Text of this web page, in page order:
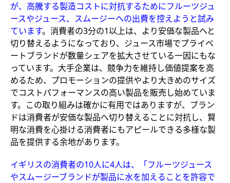
が、高騰する製造コストに対抗するためにフルーツジュ
ースやジュース、スムージーへの出費を控えようと試み
ています。消費者の3分の1以上は、より安価な製品へと
切り替えるようになっており、ジュース市場でプライベ
ートブランドが数量シェアを拡大させている一因にもな
っています。大手企業は、競争力を維持し価値提案を高
めるため、プロモーションの提供やより大きめのサイズ
でコストパフォーマンスの高い製品を販売し始めていま
す。この取り組みは確かに有用ではありますが、ブラン
ドは消費者が安価な製品へ切り替えることに対抗し、賢
明な消費を心掛ける消費者にもアピールできる多様な製
品を提供する余地があります。
イギリスの消費者の10人に4人は、「フルーツジュース
やスムージーブランドが製品に水を加えることを許容で